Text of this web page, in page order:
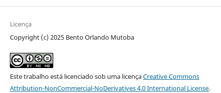
Licença
Copyright (c) 2025 Bento Orlando Mutoba
Este trabalho está licenciado sob uma licençaCreative Commons
Attribution-NonCommercial-NoDerivatives 4.0 International License.